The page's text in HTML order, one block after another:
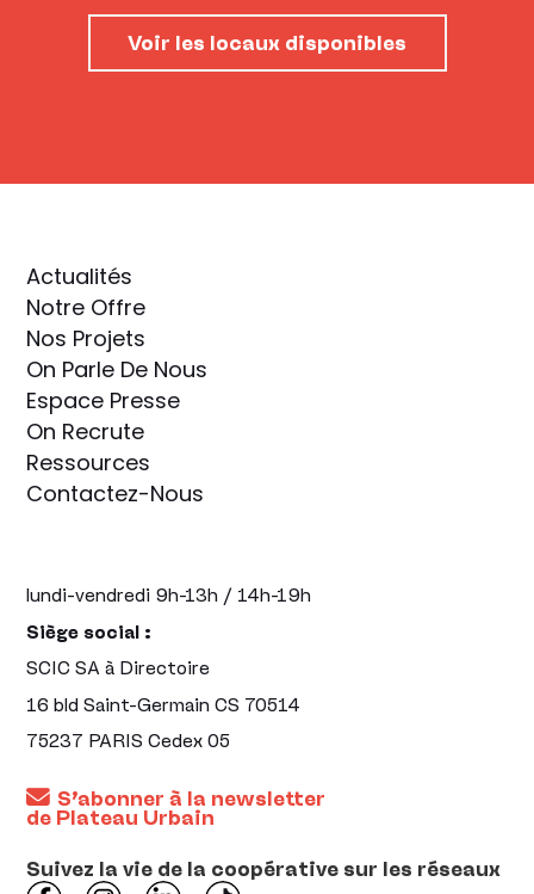
Voir les locaux disponibles
lundi-vendredi 9h-13h / 14h-19h
Siège social :
SCIC SA à Directoire
16 bld Saint-Germain CS 70514
75237 PARIS Cedex 05
S’abonner à la newsletter
de Plateau Urbain
Suivez la vie de la coopérative sur les réseaux
Actualités
Notre Offre
Nos Projets
On Parle De Nous
Espace Presse
On Recrute
Ressources
Contactez-Nous